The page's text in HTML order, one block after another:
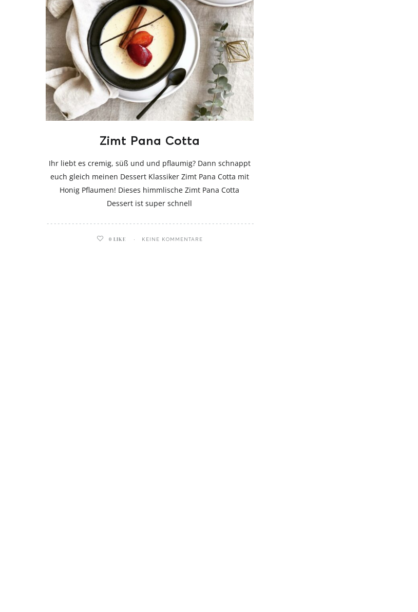
Zimt Pana Cotta
Ihr liebt es cremig, süß und und pflaumig? Dann schnappt
euch gleich meinen Dessert Klassiker Zimt Pana Cotta mit
Honig Pflaumen! Dieses himmlische Zimt Pana Cotta
Dessert ist super schnell
0 LIKE KEINE KOMMENTARE